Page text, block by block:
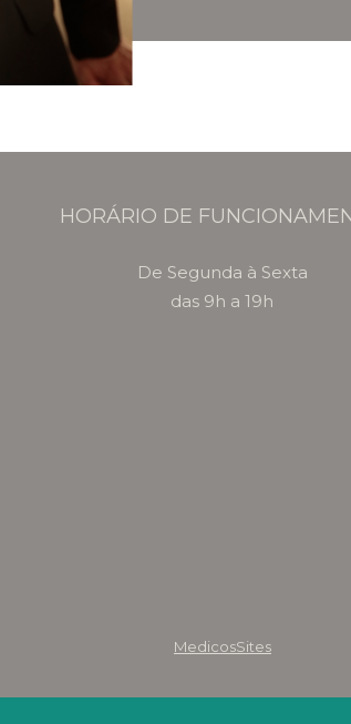
HORÁRIO DE
De Segunda à Sexta
das 9h a 19h
MedicosSites